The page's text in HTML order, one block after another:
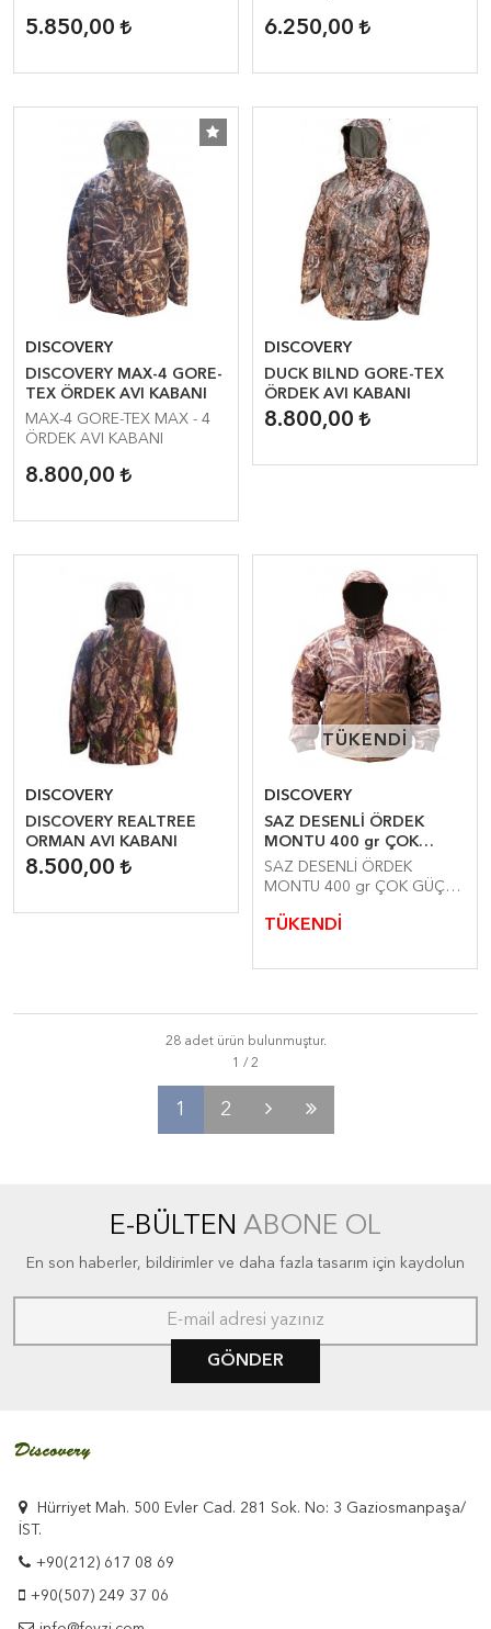
5.850,00 6.250,00
DISCOVERY
DISCOVERY MAX-4 GORE-
TEX ÖRDEK AVI KABANI
MAX-4 GORE-TEX MAX - 4
ÖRDEK AVI KABANI
8.800,00
DISCOVERY
DUCK BILND GORE-TEX
ÖRDEK AVI KABANI
8.800,00
DISCOVERY
DISCOVERY REALTREE
ORMAN AVI KABANI
8.500,00
TÜKENDİ
TÜKENDİ
DISCOVERY
SAZ DESENLİ ÖRDEK
MONTU 400 gr ÇOK
GÜÇLÜ KALIN
WATERPROF
SAZ DESENLİ ÖRDEK
MONTU 400 gr ÇOK GÜÇLÜ
TÜKENDİ
28 adet ürün bulunmuştur.
1 2
E-BÜLTEN ABONE OL
En son haberler, bildirimler ve daha fazla tasarım için kaydolun
GÖNDER
Hürriyet Mah. 500 Evler Cad. 281 Sok. No: 3 Gaziosmanpaşa/
İST.
+90(212) 617 08 69
+90(507) 249 37 06